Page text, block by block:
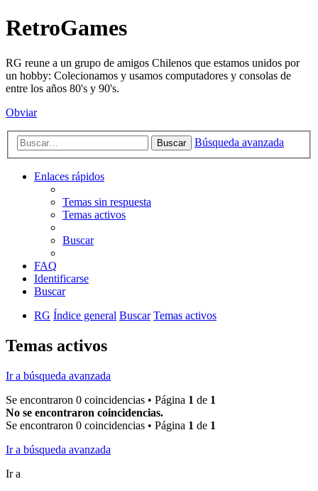
RetroGames
RG reune a un grupo de amigos Chilenos que estamos unidos por
un hobby: Colecionamos y usamos computadores y consolas de
entre los años 80's y 90's.
Obviar
Buscar Búsqueda avanzada
Enlaces rápidos
Temas sin respuesta
Temas activos
Buscar
FAQ
Identificarse
Buscar
RG Índice general Buscar Temas activos
Temas activos
Ir a búsqueda avanzada
Se encontraron 0 coincidencias • Página 1 de 1
No se encontraron coincidencias.
Se encontraron 0 coincidencias • Página 1 de 1
Ir a búsqueda avanzada
Ir a